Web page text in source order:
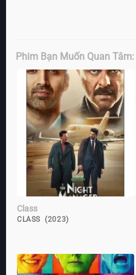
Phim Bạn Muốn Quan Tâm:
Class
CLASS (2023)